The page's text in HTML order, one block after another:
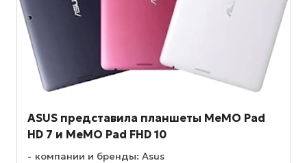
ASUS представила планшеты MeMO Pad
HD 7 и MeMO Pad FHD 10
компании и бренды: Asus